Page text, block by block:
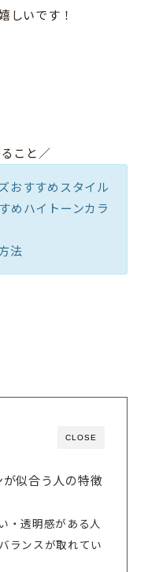
しいです！
こと／
おすすめスタイル
めハイトーンカラ
法
CLOSE
が似合う人の特徴
・透明感がある人
ランスが取れてい